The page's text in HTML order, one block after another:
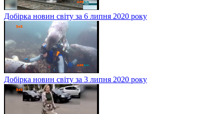
Добірка новин світу за 6 липня 2020 року
Добірка новин світу за 3 липня 2020 року